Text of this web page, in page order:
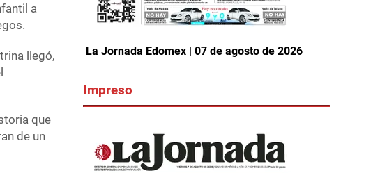
a
llegó,
que
de un
La Jornada Edomex | 07 de agosto de 2026
Impreso